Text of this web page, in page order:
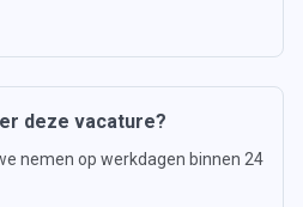
deze vacature?
nemen op werkdagen binnen 24